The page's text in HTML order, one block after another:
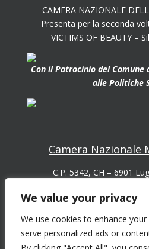
We value your privacy
We use cookies to enhance
serve personalized ads or
CAMERA NAZIONALE
Presenta per la seconda
VICTIMS OF BEAUTY –
Con il Patrocinio del Comune
alle Politiche
Camera Nazionale
C.P. 5342, CH – 6901
Email: